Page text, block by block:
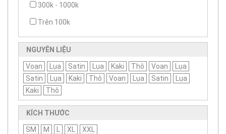
300k - 1000k
Trên 100k
NGUYÊN LIỆU
Voan Lụa Satin Lụa Kaki Thô Voan
Lụa
Satin
Lụa Kaki Thô Voan Lụa Satin
Lụa
Kaki
Thô
KÍCH THƯỚC
SM M L XL XXL